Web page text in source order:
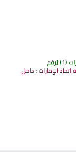
(1) رقم
اتحاد الإمارات : داخل